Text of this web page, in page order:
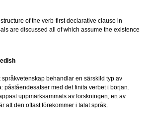
of the verb-first declarative clause in
are discussed all of which assume the existence
behandlar en särskild typ av
påståendesatser med det finita verbet i början.
uppmärksammats av forskningen; en av
att den oftast förekommer i talat språk.